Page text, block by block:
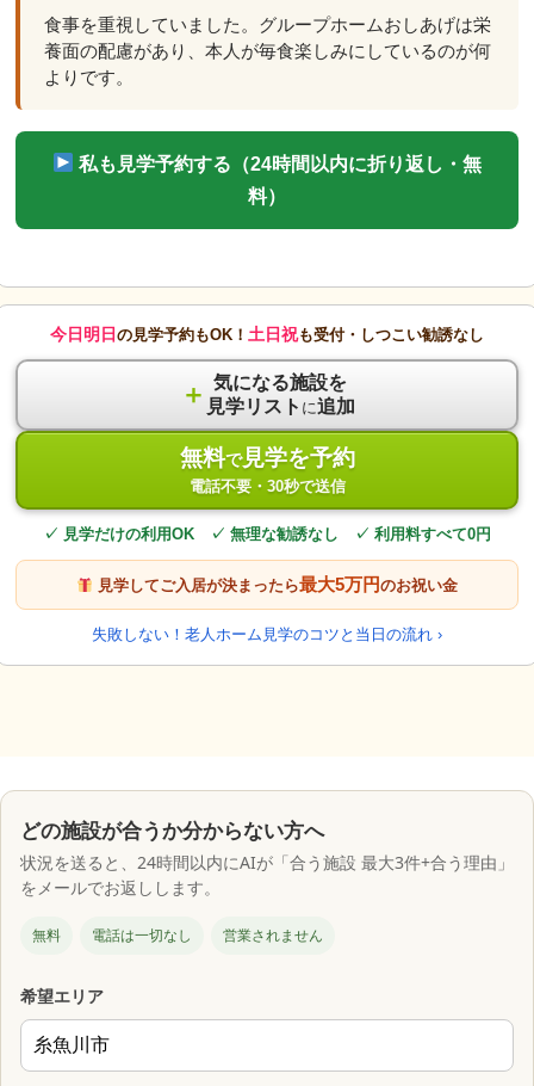
食事を重視していました。グループホームおしあげは栄
養面の配慮があり、本人が毎食楽しみにしているのが何
よりです。
私も見学予約する（24時間以内に折り返し・無
料）
今日明日 の見学予約もOK！ 土日祝も受付・しつこい勧誘なし
＋ 気になる施設を
見学リスト に追加
無料で見学を予約
電話不要・30秒で送信
✓ 見学だけの利用OK ✓ 無理な勧誘なし ✓ 利用料すべて0円
見学してご入居が決まったら最大5万円のお祝い金
失敗しない！老人ホーム見学のコツと当日の流れ ›
どの施設が合うか分からない方へ
状況を送ると、24時間以内にAIが「合う施設 最大3件+合う理由」
をメールでお返しします。
無料 電話は一切なし 営業されません
希望エリア